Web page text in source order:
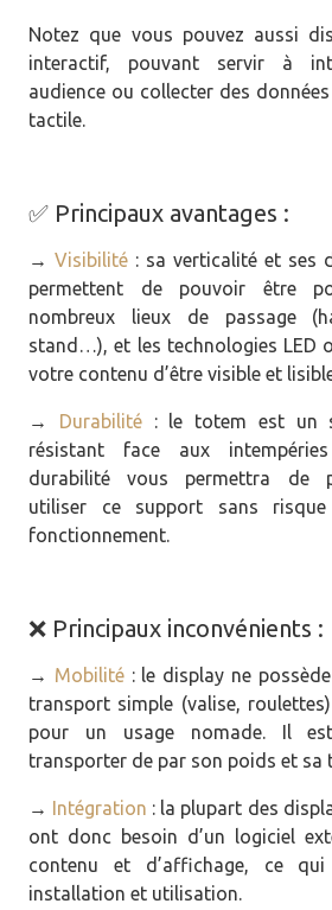
Notez que vous pouvez aussi
interactif, pouvant servir à
audience ou collecter des
tactile.
✅ Principaux avantages :
→ Visibilité : sa verticalité et ses
permettent de pouvoir être
nombreux lieux de passage
stand…), et les technologies LED
votre contenu d’être visible et
→ Durabilité: le totem est un
résistant face aux
durabilité vous permettra de
utiliser ce support sans
fonctionnement.
❌ Principaux inconvénients :
→ Mobilité: le display ne
transport simple (valise,
pour un usage nomade. Il
transporter de par son poids et sa
→ Intégration : la plupart des
ont donc besoin d’un logiciel
contenu et d’affichage, ce
installation et utilisation.